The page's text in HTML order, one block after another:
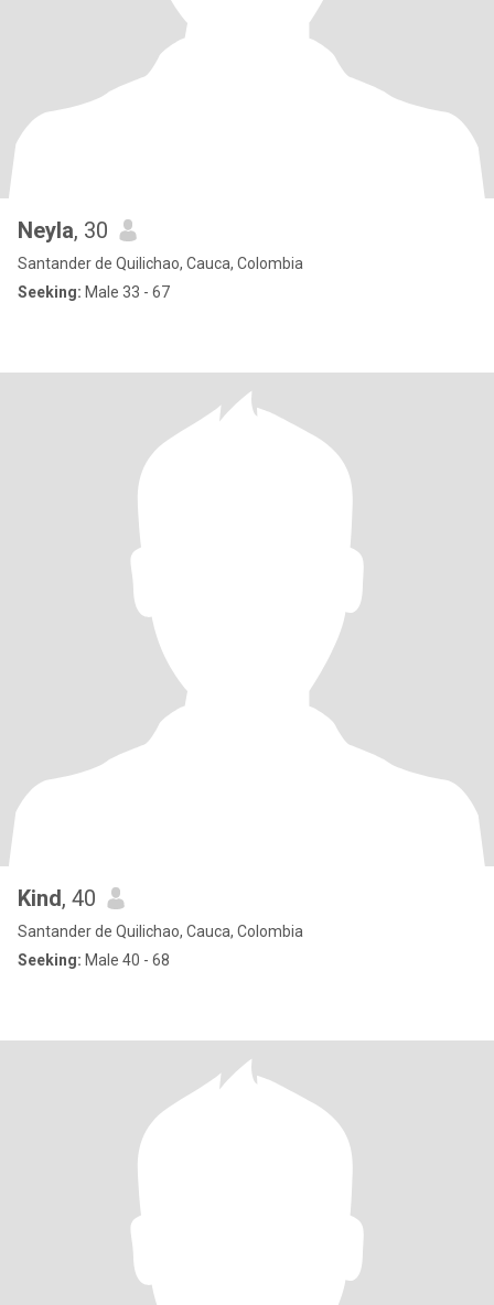
Neyla, 30
Santander de Quilichao, Cauca, Colombia
Seeking: Male 33 - 67
Kind, 40
Santander de Quilichao, Cauca, Colombia
Seeking: Male 40 - 68